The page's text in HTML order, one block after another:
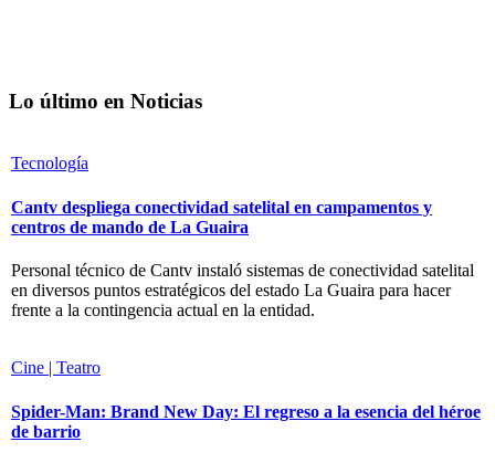
Lo último en Noticias
Tecnología
Cantv despliega conectividad satelital en campamentos y
centros de mando de La Guaira
Personal técnico de Cantv instaló sistemas de conectividad satelital
en diversos puntos estratégicos del estado La Guaira para hacer
frente a la contingencia actual en la entidad.
Cine | Teatro
Spider-Man: Brand New Day: El regreso a la esencia del héroe
de barrio